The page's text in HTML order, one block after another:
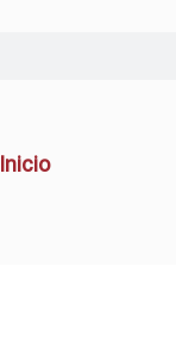
Inicio